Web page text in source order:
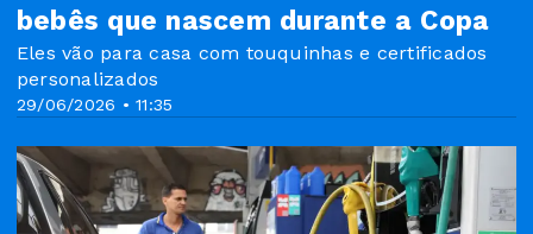
29/06/2026 • 11:35
bebês que nascem durante a Copa
Eles vão para casa com touquinhas e certificados
personalizados